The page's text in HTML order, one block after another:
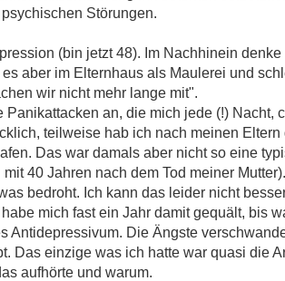
Störungen.
(bin jetzt 48). Im Nachhinein
aber im Elternhaus als Maulerei und
wir nicht mehr lange mit".
an, die mich jede (!) Nacht,
teilweise hab ich nach meinen Eltern
Das war damals aber nicht so eine
40 Jahren nach dem Tod meiner
bedroht. Ich kann das leider nicht
mich fast ein Jahr damit gequält, bis
Antidepressivum. Die Ängste
Das einzige was ich hatte war quasi die
aufhörte und warum.